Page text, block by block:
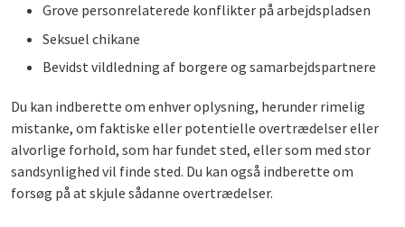
Grove personrelaterede konflikter på arbejdspladsen
Seksuel chikane
Bevidst vildledning af borgere og samarbejdspartnere
Du kan indberette om enhver oplysning, herunder rimelig
mistanke, om faktiske eller potentielle overtrædelser eller
alvorlige forhold, som har fundet sted, eller som med stor
sandsynlighed vil finde sted. Du kan også indberette om
forsøg på at skjule sådanne overtrædelser.